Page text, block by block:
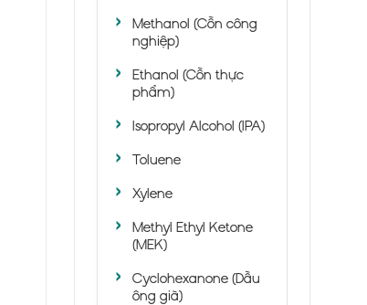
Methanol (Cồn công
nghiệp)
Ethanol (Cồn thực
phẩm)
Isopropyl Alcohol (IPA)
Toluene
Xylene
Methyl Ethyl Ketone
(MEK)
Cyclohexanone (Dầu
ông già)